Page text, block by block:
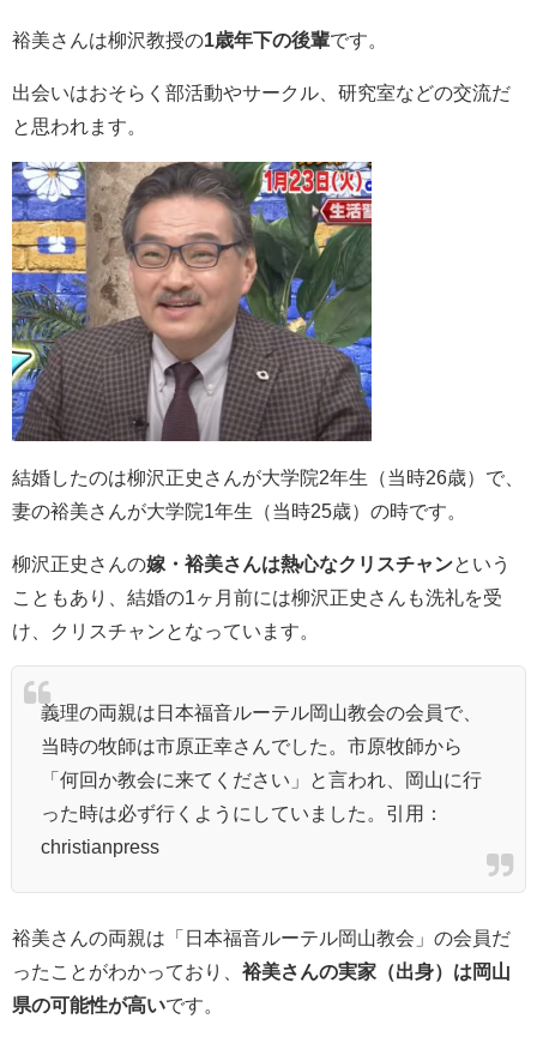
裕美さんは柳沢教授の1歳年下の後輩です。
出会いはおそらく部活動やサークル、研究室などの交流だ
と思われます。
結婚したのは柳沢正史さんが大学院2年生（当時26歳）で、
妻の裕美さんが大学院1年生（当時25歳）の時です。
柳沢正史さんの嫁・裕美さんは熱心なクリスチャンという
こともあり、結婚の1ヶ月前には柳沢正史さんも洗礼を受
け、クリスチャンとなっています。
義理の両親は日本福音ルーテル岡山教会の会員で、
当時の牧師は市原正幸さんでした。市原牧師から
「何回か教会に来てください」と言われ、岡山に行
った時は必ず行くようにしていました。引用：
christianpress
裕美さんの両親は「日本福音ルーテル岡山教会」の会員だ
ったことがわかっており、 裕美さんの実家（出身）は岡山
県の可能性が高いです。